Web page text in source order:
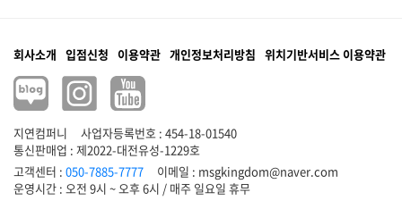
회사소개 입점신청 이용약관 개인정보처리방침 위치기반서비스 이용약관
지연컴퍼니
사업자등록번호 : 454-18-01540
통신판매업 : 제2022-대전유성-1229호
고객센터 : 050-7885-7777 이메일 : msgkingdom@naver.com